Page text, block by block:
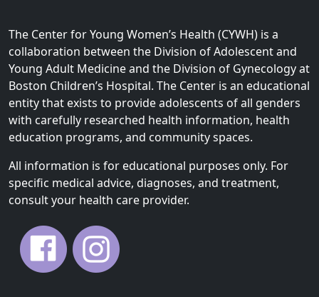
The Center for Young Women’s Health (CYWH) is a
collaboration between the Division of Adolescent and
Young Adult Medicine and the Division of Gynecology at
Boston Children’s Hospital. The Center is an educational
entity that exists to provide adolescents of all genders
with carefully researched health information, health
education programs, and community spaces.
All information is for educational purposes only. For
specific medical advice, diagnoses, and treatment,
consult your health care provider.